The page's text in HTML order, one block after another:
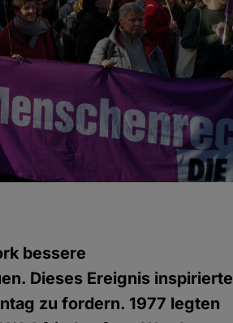
bessere
Dieses Ereignis inspirierte
zu fordern. 1977 legten